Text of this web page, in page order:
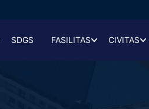
SDGS FASILITAS CIVITAS